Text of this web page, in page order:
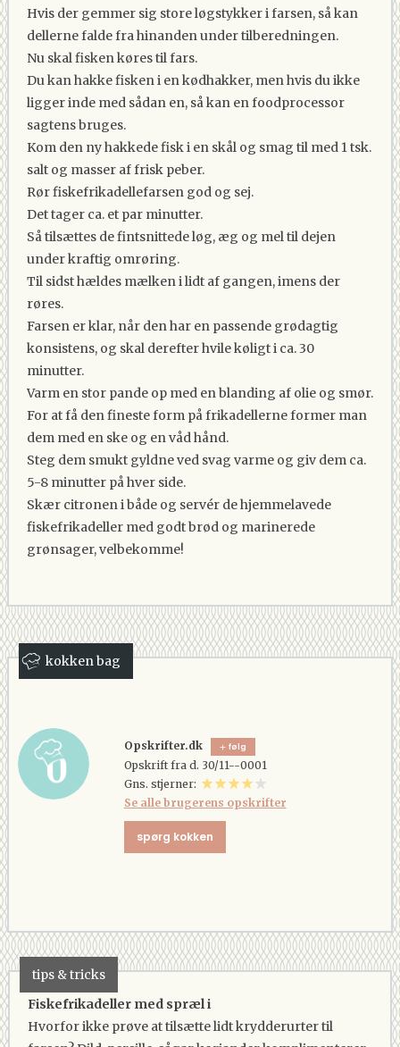
Hvis der gemmer sig store løgstykker i farsen, så kan
dellerne falde fra hinanden under tilberedningen.
Nu skal fisken køres til fars.
Du kan hakke fisken i en kødhakker, men hvis du ikke
ligger inde med sådan en, så kan en foodprocessor
sagtens bruges.
Kom den ny hakkede fisk i en skål og smag til med 1 tsk.
salt og masser af frisk peber.
Rør fiskefrikadellefarsen god og sej.
Det tager ca. et par minutter.
Så tilsættes de fintsnittede løg, æg og mel til dejen
under kraftig omrøring.
Til sidst hældes mælken i lidt af gangen, imens der
røres.
Farsen er klar, når den har en passende grødagtig
konsistens, og skal derefter hvile køligt i ca. 30
minutter.
Varm en stor pande op med en blanding af olie og smør.
For at få den fineste form på frikadellerne former man
dem med en ske og en våd hånd.
Steg dem smukt gyldne ved svag varme og giv dem ca.
5-8 minutter på hver side.
Skær citronen i både og servér de hjemmelavede
fiskefrikadeller med godt brød og marinerede
grønsager, velbekomme!
kokken bag
Opskrifter.dk følg
Opskrift fra d. 30/11--0001
Gns. stjerner:
Se alle brugerens opskrifter
spørg kokken
tips & tricks
Fiskefrikadeller med spræl i
Hvorfor ikke prøve at tilsætte lidt krydderurter til